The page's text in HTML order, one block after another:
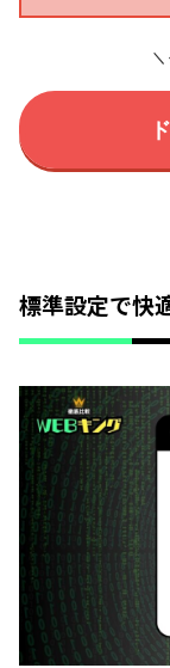
＼
標準設定で快